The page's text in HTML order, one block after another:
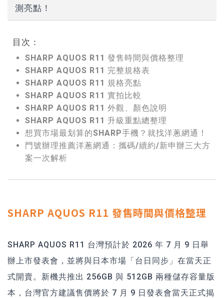
測亮點！
目次：
SHARP AQUOS R11 發售時間與價格整理
SHARP AQUOS R11 完整規格表
SHARP AQUOS R11 規格亮點
SHARP AQUOS R11 實拍比較
SHARP AQUOS R11 外觀、顏色說明
SHARP AQUOS R11 升級重點總整理
想買市場最划算的SHARP手機？就找洋蔥網通！
門號辦理推薦洋蔥網通：攜碼/續約/新申辦三大方
案一次解析
SHARP AQUOS R11 發售時間與價格整理
SHARP AQUOS R11 台灣預計於 2026 年 7 月 9 日舉
辦上市發表會，並將與日本市場「台日同步」在當天正
式開賣。新機共推出 256GB 與 512GB 兩種儲存容量版
本，台灣官方建議售價將於 7 月 9 日發表會當天正式揭